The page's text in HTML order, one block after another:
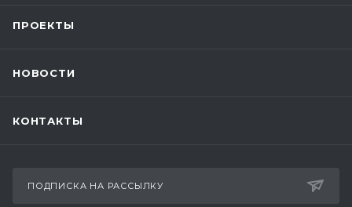
ПРОЕКТЫ
НОВОСТИ
КОНТАКТЫ
ПОДПИСКА НА РАССЫЛКУ